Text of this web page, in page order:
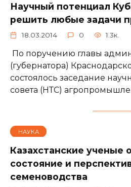
Научный потенциал
решить любые задачи
18.03.2014 0 1.3к.
По поручению главы
(губернатора)
состоялось заседание
совета (НТС)
НАУКА
Казахстанские ученые
состояние и
семеноводства